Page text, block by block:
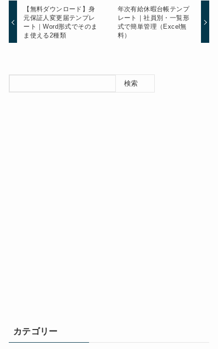
【無料ダウンロード】身
元保証人変更届テンプレ
ート｜Word形式でそのま
ま使える2種類
年次有給休暇台帳テンプ
レート｜社員別・一覧形
式で簡単管理（Excel無
料）
検索
カテゴリー